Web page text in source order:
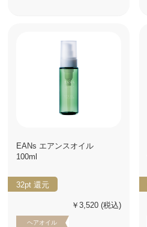
EANs エアンスオイル
100ml
32pt 還元
￥3,520 (税込)
ヘアオイル